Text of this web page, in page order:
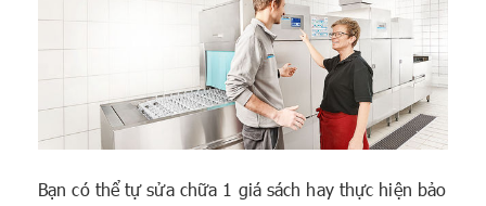
Bạn có thể tự sửa chữa 1 giá sách hay thực hiện bảo